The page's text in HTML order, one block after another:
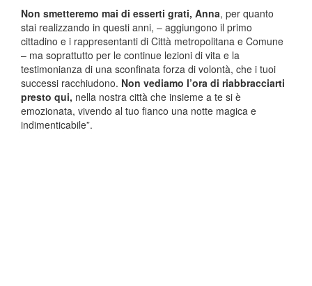
Non smetteremo mai di esserti grati, Anna, per quanto
stai realizzando in questi anni, – aggiungono il primo
cittadino e i rappresentanti di Città metropolitana e Comune
– ma soprattutto per le continue lezioni di vita e la
testimonianza di una sconfinata forza di volontà, che i tuoi
successi racchiudono. Non vediamo l’ora di riabbracciarti
presto qui, nella nostra città che insieme a te si è
emozionata, vivendo al tuo fianco una notte magica e
indimenticabile”.